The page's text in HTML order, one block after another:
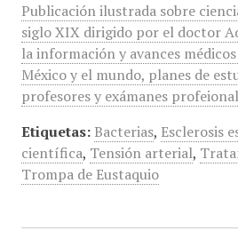
Publicación ilustrada sobre
siglo XIX dirigido por el doctor
la información y avances
México y el mundo, planes de
profesores y exámanes
Etiquetas: Bacterias, Esclerosis
científica, Tensión arterial,
Trompa de Eustaquio